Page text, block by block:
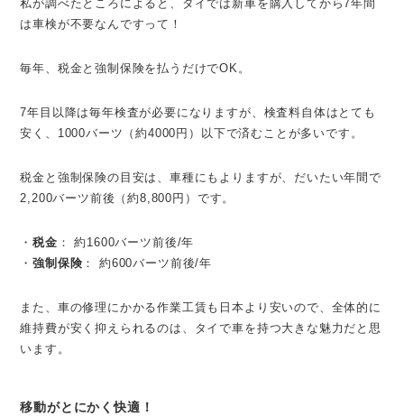
私が調べたところによると、タイでは新車を購入してから7年間
は車検が不要なんですって！
毎年、税金と強制保険を払うだけでOK。
7年目以降は毎年検査が必要になりますが、検査料自体はとても
安く、1000バーツ（約4000円）以下で済むことが多いです。
税金と強制保険の目安は、車種にもよりますが、だいたい年間で
2,200バーツ前後（約8,800円）です。
・税金 ： 約1600バーツ前後/年
・強制保険 ： 約600バーツ前後/年
また、車の修理にかかる作業工賃も日本より安いので、全体的に
維持費が安く抑えられるのは、タイで車を持つ大きな魅力だと思
います。
移動がとにかく快適！